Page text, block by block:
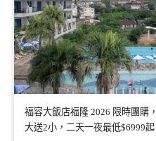
福容大飯店福隆 2026 限時團購
大送2小，二天一夜最低$6999起